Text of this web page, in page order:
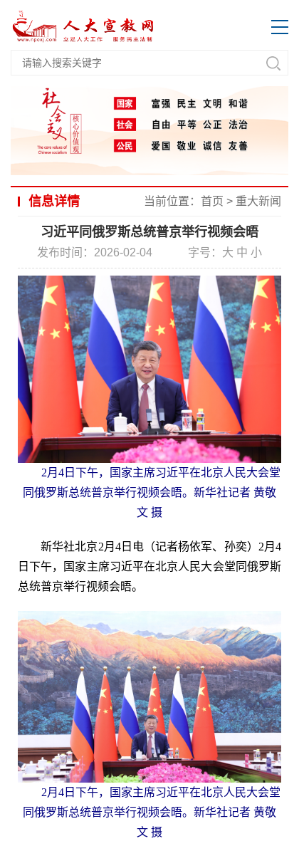
信息详情 当前位置： 首页 > 重大新闻
习近平同俄罗斯总统普京举行视频会晤
发布时间：2026-02-04 字号： 大 中 小
2月4日下午，国家主席习近平在北京人民大会堂
同俄罗斯总统普京举行视频会晤。新华社记者 黄敬
文 摄
新华社北京2月4日电（记者杨依军、孙奕）2月4
日下午，国家主席习近平在北京人民大会堂同俄罗斯
总统普京举行视频会晤。
2月4日下午，国家主席习近平在北京人民大会堂
同俄罗斯总统普京举行视频会晤。新华社记者 黄敬
文 摄